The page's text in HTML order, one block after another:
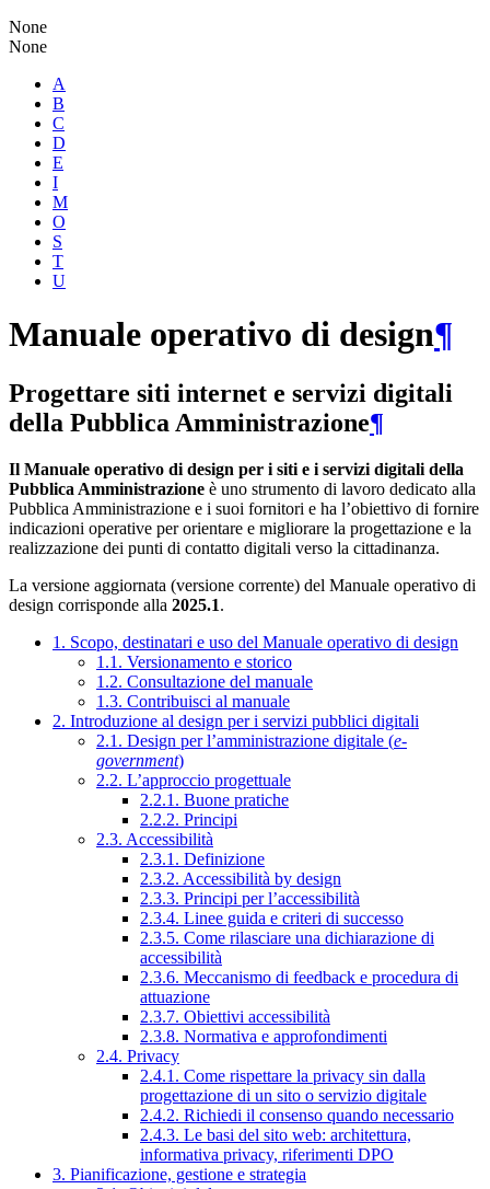
None
None
A
B
C
D
E
I
M
O
S
T
U
Manuale operativo di design¶
Progettare siti internet e servizi digitali
della Pubblica Amministrazione¶
Il Manuale operativo di design per i siti e i servizi digitali della
Pubblica Amministrazione è uno strumento di lavoro dedicato alla
Pubblica Amministrazione e i suoi fornitori e ha l’obiettivo di fornire
indicazioni operative per orientare e migliorare la progettazione e la
realizzazione dei punti di contatto digitali verso la cittadinanza.
La versione aggiornata (versione corrente) del Manuale operativo di
design corrisponde alla 2025.1.
1. Scopo, destinatari e uso del Manuale operativo di design
1.1. Versionamento e storico
1.2. Consultazione del manuale
1.3. Contribuisci al manuale
2. Introduzione al design per i servizi pubblici digitali
2.1. Design per l’amministrazione digitale (e-
government)
2.2. L’approccio progettuale
2.2.1. Buone pratiche
2.2.2. Principi
2.3. Accessibilità
2.3.1. Definizione
2.3.2. Accessibilità by design
2.3.3. Principi per l’accessibilità
2.3.4. Linee guida e criteri di successo
2.3.5. Come rilasciare una dichiarazione di
accessibilità
2.3.6. Meccanismo di feedback e procedura di
attuazione
2.3.7. Obiettivi accessibilità
2.3.8. Normativa e approfondimenti
2.4. Privacy
2.4.1. Come rispettare la privacy sin dalla
progettazione di un sito o servizio digitale
2.4.2. Richiedi il consenso quando necessario
2.4.3. Le basi del sito web: architettura,
informativa privacy, riferimenti DPO
3. Pianificazione, gestione e strategia